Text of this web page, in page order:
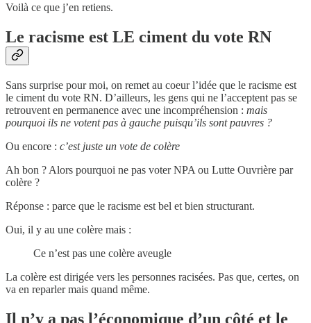
Voilà ce que j’en retiens.
Le racisme est LE ciment du vote RN
Sans surprise pour moi, on remet au coeur l’idée que le racisme est
le ciment du vote RN. D’ailleurs, les gens qui ne l’acceptent pas se
retrouvent en permanence avec une incompréhension : mais
pourquoi ils ne votent pas à gauche puisqu’ils sont pauvres ?
Ou encore : c’est juste un vote de colère
Ah bon ? Alors pourquoi ne pas voter NPA ou Lutte Ouvrière par
colère ?
Réponse : parce que le racisme est bel et bien structurant.
Oui, il y au une colère mais :
Ce n’est pas une colère aveugle
La colère est dirigée vers les personnes racisées. Pas que, certes, on
va en reparler mais quand même.
Il n’y a pas l’économique d’un côté et le